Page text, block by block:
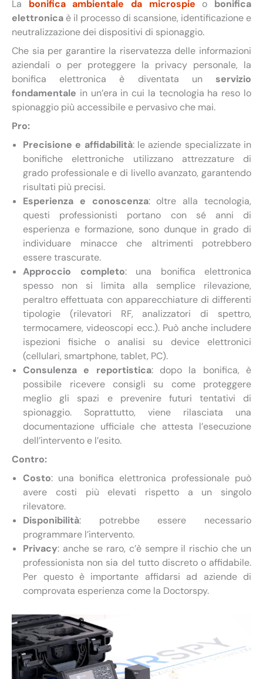
La bonifica ambientale da microspie o bonifica
elettronica è il processo di scansione, identificazione e
neutralizzazione dei dispositivi di spionaggio.
Che sia per garantire la riservatezza delle informazioni
aziendali o per proteggere la privacy personale, la
bonifica elettronica è diventata un servizio
fondamentale in un’era in cui la tecnologia ha reso lo
spionaggio più accessibile e pervasivo che mai.
Pro:
Precisione e affidabilità: le aziende specializzate in
bonifiche elettroniche utilizzano attrezzature di
grado professionale e di livello avanzato, garantendo
risultati più precisi.
Esperienza e conoscenza: oltre alla tecnologia,
questi professionisti portano con sé anni di
esperienza e formazione, sono dunque in grado di
individuare minacce che altrimenti potrebbero
essere trascurate.
Approccio completo: una bonifica elettronica
spesso non si limita alla semplice rilevazione,
peraltro effettuata con apparecchiature di differenti
tipologie (rilevatori RF, analizzatori di spettro,
termocamere, videoscopi ecc.). Può anche includere
ispezioni fisiche o analisi su device elettronici
(cellulari, smartphone, tablet, PC).
Consulenza e reportistica: dopo la bonifica, è
possibile ricevere consigli su come proteggere
meglio gli spazi e prevenire futuri tentativi di
spionaggio. Soprattutto, viene rilasciata una
documentazione ufficiale che attesta l’esecuzione
dell’intervento e l’esito.
Contro:
Costo: una bonifica elettronica professionale può
avere costi più elevati rispetto a un singolo
rilevatore.
Disponibilità: potrebbe essere necessario
programmare l’intervento.
Privacy: anche se raro, c’è sempre il rischio che un
professionista non sia del tutto discreto o affidabile.
Per questo è importante affidarsi ad aziende di
comprovata esperienza come la Doctorspy.